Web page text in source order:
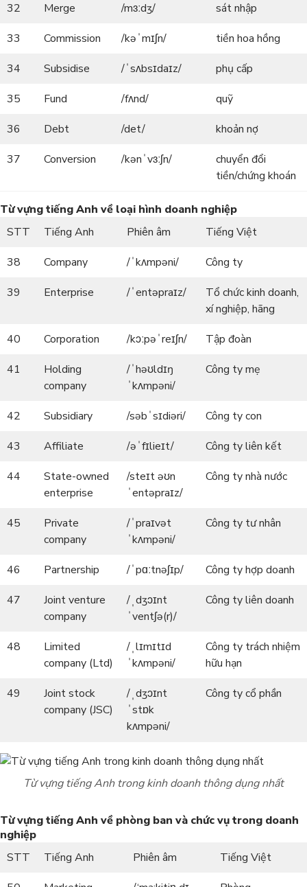
32 Merge /mɜːdʒ/
sát nhập
33
Commission /kəˈmɪʃn/
tiền hoa hồng
34
Subsidise /ˈsʌbsɪdaɪz/
phụ cấp
35
Fund /fʌnd/
quỹ
36
Debt /det/
khoản nợ
37
Conversion /kənˈvɜːʃn/
chuyển đổi
tiền/chứng khoán
Từ vựng tiếng Anh về loại hình doanh nghiệp
STT
Tiếng Anh Phiên âm
Tiếng Việt
38
Company /ˈkʌmpəni/
Công ty
39
Enterprise /ˈentəpraɪz/
Tổ chức kinh doanh,
xí nghiệp, hãng
40
Corporation /kɔːpəˈreɪʃn/
Tập đoàn
41
Holding
company
/ˈhəʊldɪŋ
ˈkʌmpəni/
Công ty mẹ
42 Subsidiary /səbˈsɪdiəri/
Công ty con
43
Affiliate /əˈfɪlieɪt/
Công ty liên kết
44
State-owned
enterprise
/steɪt əʊn
ˈentəpraɪz/
Công ty nhà nước
45
Private
company
/ˈpraɪvət
ˈkʌmpəni/
Công ty tư nhân
46 Partnership /ˈpɑːtnəʃɪp/
Công ty hợp doanh
47
Joint venture
company
/ˌdʒɔɪnt
ˈventʃə(r)/
Công ty liên doanh
48
Limited
company (Ltd)
/ˌlɪmɪtɪd
ˈkʌmpəni/
Công ty trách nhiệm
hữu hạn
49
Joint stock
company (JSC)
/ˌdʒɔɪnt
ˈstɒk
kʌmpəni/
Công ty cổ phần
Từ vựng tiếng Anh trong kinh doanh thông dụng nhất
Từ vựng tiếng Anh về phòng ban và chức vụ trong doanh
nghiệp
STT
Tiếng Anh Phiên âm
Tiếng Việt